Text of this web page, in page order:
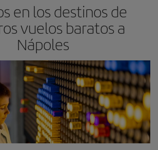
en los destinos de
vuelos baratos a
Nápoles